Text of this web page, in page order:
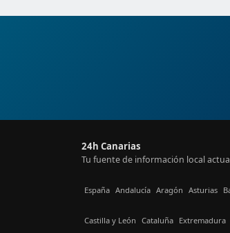
24h Canarias
Tu fuente de información local
España Andalucía Aragón Asturias
Castilla y León Cataluña Extremadura